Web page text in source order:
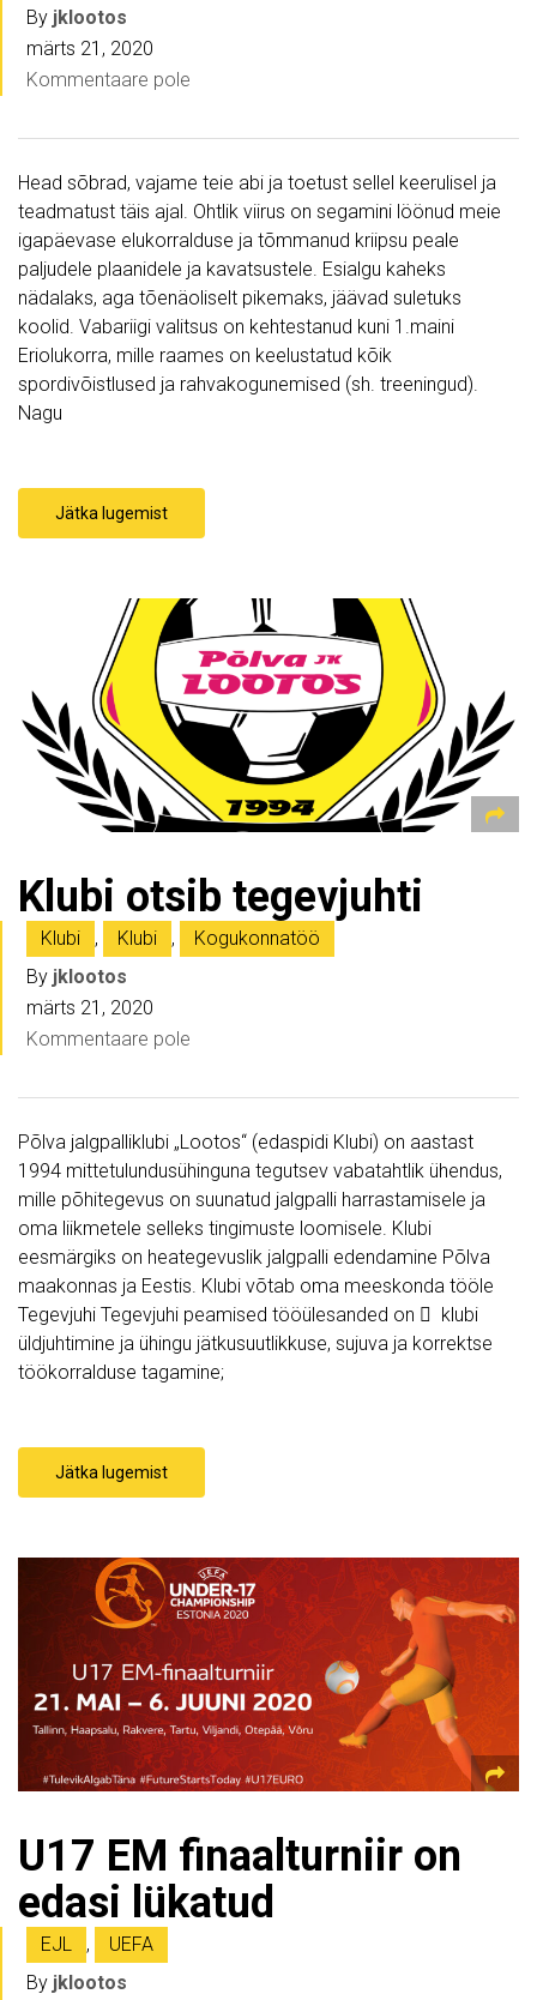
By jklootos
märts 21, 2020
Kommentaare pole
Head sõbrad, vajame teie abi ja toetust sellel keerulisel ja
teadmatust täis ajal. Ohtlik viirus on segamini löönud meie
igapäevase elukorralduse ja tõmmanud kriipsu peale
paljudele plaanidele ja kavatsustele. Esialgu kaheks
nädalaks, aga tõenäoliselt pikemaks, jäävad suletuks
koolid. Vabariigi valitsus on kehtestanud kuni 1.maini
Eriolukorra, mille raames on keelustatud kõik
spordivõistlused ja rahvakogunemised (sh. treeningud).
Nagu
Jätka lugemist
Klubi otsib tegevjuhti
Klubi , Klubi ,
Kogukonnatöö
By jklootos
märts 21, 2020
Kommentaare pole
Põlva jalgpalliklubi „Lootos“ (edaspidi Klubi) on aastast
1994 mittetulundusühinguna tegutsev vabatahtlik ühendus,
mille põhitegevus on suunatud jalgpalli harrastamisele ja
oma liikmetele selleks tingimuste loomisele. Klubi
eesmärgiks on heategevuslik jalgpalli edendamine Põlva
maakonnas ja Eestis. Klubi võtab oma meeskonda tööle
Tegevjuhi Tegevjuhi peamised tööülesanded on  klubi
üldjuhtimine ja ühingu jätkusuutlikkuse, sujuva ja korrektse
töökorralduse tagamine;
Jätka lugemist
U17 EM finaalturniir on
edasi lükatud
EJL ,
UEFA
By jklootos